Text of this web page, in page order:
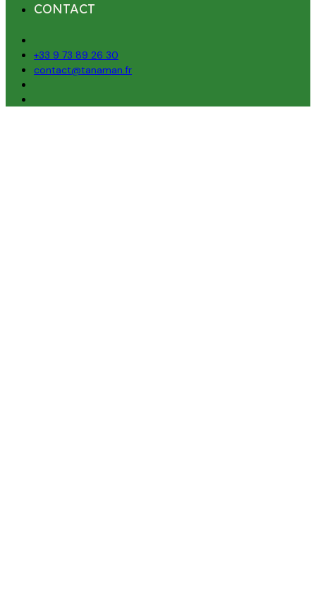
CONTACT
+33 9 73 89 26 30
contact@tanaman.fr